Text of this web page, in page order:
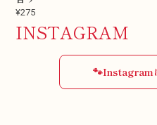
¥275
INSTAGRAM
🐾Instagram